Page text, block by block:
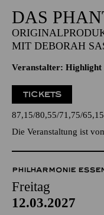
20:00 - 22:00
Alfried Krupp Saal
DAS
MIT DEBORAH
Veranstalter: Highlight
TICKETS
87,15 80,55 71,75 65,15
Die Veranstaltung ist
PHILHARMONIE ESSEN